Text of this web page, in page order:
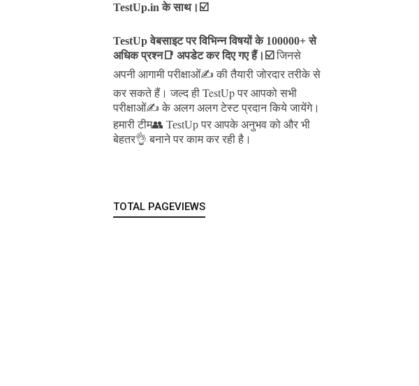
TestUp.in के साथ।☑️
TestUp वेबसाइट पर विभिन्न विषयों के 100000+ से
अधिक प्रश्न📑 अपडेट कर दिए गए हैं। ☑️ जिनसे
अपनी आगामी परीक्षाओं✍️ की तैयारी जोरदार तरीके से
कर सकते हैं।जल्द ही TestUp पर आपको सभी
परीक्षाओं✍️ के अलग अलग टेस्ट प्रदान किये जायेंगे।
हमारी टीम👥 TestUp पर आपके अनुभव को और भी
बेहतर👌 बनाने पर काम कर रही है।
TOTAL PAGEVIEWS